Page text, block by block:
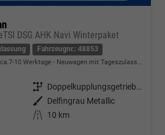
DSG AHK Navi Winterpaket
Fahrzeugnr.: 48853
10 Werktage Neuwagen mit Tageszulassung
Getriebe
Doppelkupplungsgetriebe (DSG)
Außenfarbe
Delfingrau Metallic
Kilometerstand
10 km